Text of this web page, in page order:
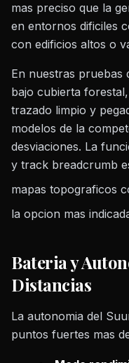
mas preciso que la
en entornos dificiles
con edificios altos o
En nuestras pruebas
bajo cubierta
trazado limpio y
modelos de la
desviaciones. La
y track breadcrumb
mapas topograficos
la opcion mas
Bateria y
Distancias
La autonomia del
puntos fuertes mas